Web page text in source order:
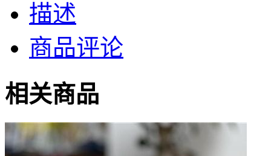
描述
商品评论
相关商品